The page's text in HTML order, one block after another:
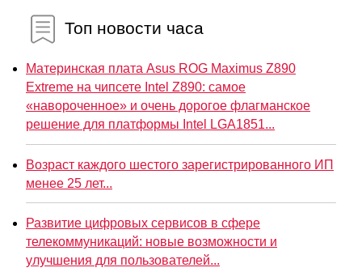
Топ новости часа
Материнская плата Asus ROG Maximus Z890
Extreme на чипсете Intel Z890: самое
«навороченное» и очень дорогое флагманское
решение для платформы Intel LGA1851...
Возраст каждого шестого зарегистрированного ИП
менее 25 лет...
Развитие цифровых сервисов в сфере
телекоммуникаций: новые возможности и
улучшения для пользователей...